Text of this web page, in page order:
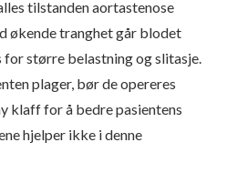
tilstanden aortastenose
økende tranghet går blodet
større belastning og slitasje.
plager, bør de opereres
klaff for å bedre pasientens
hjelper ikke i denne